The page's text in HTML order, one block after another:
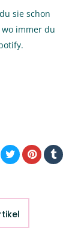
sie schon
immer du